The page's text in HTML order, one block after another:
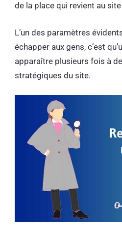
de la place qui revient au site
L’un des paramètres
échapper aux gens, c’est
apparaître plusieurs fois à
stratégiques du site.